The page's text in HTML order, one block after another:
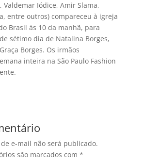
Valdemar Iódice, Amir Slama,
entre outros) compareceu à igreja
Brasil às 10 da manhã, para
sétimo dia de Natalina Borges,
Borges. Os irmãos
inteira na São Paulo Fashion
e-mail não será publicado.
são marcados com *